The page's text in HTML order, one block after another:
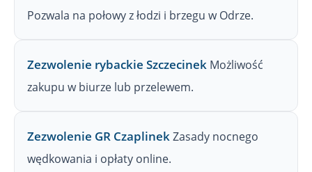
Pozwala na połowy z łodzi i brzegu w Odrze.
Zezwolenie rybackie Szczecinek Możliwość
zakupu w biurze lub przelewem.
Zezwolenie GR CzaplinekZasady nocnego
wędkowania i opłaty online.